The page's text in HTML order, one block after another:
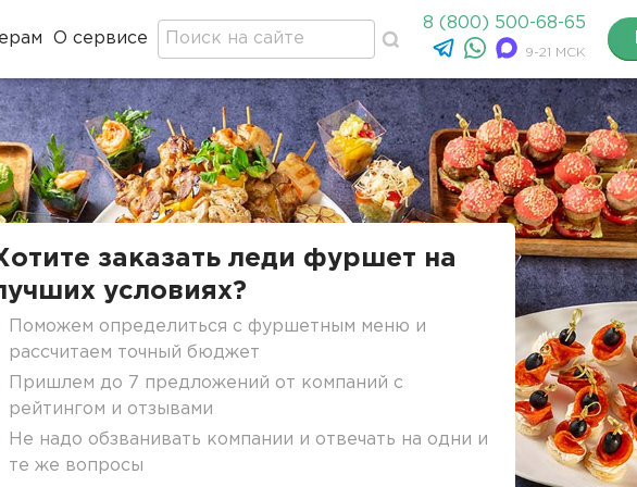
О сервисе
8 (800) 500-68-65
9-21 МСК
заказать леди фуршет на
условиях?
Поможем определиться с фуршетным меню и
рассчитаем точный бюджет
Пришлем до 7 предложений от компаний с
рейтингом и отзывами
Не надо обзванивать компании и отвечать на одни и
те же вопросы